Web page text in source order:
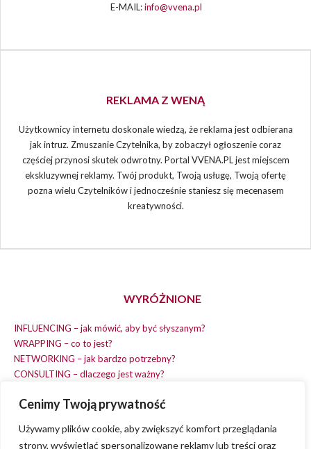
Cenimy Twoją prywatność
Używamy plików cookie, aby zwiększyć komfort przeglądania
strony, wyświetlać spersonalizowane reklamy lub treści oraz
E-MAIL:info@vvena.pl
REKLAMA Z WENĄ
Użytkownicy internetu doskonale wiedzą, że reklama jest odbierana
jak intruz. Zmuszanie Czytelnika, by zobaczył ogłoszenie coraz
częściej przynosi skutek odwrotny. Portal VVENA.PL jest miejscem
ekskluzywnej reklamy. Twój produkt, Twoją usługę, Twoją ofertę
pozna wielu Czytelników i jednocześnie staniesz się mecenasem
kreatywności.
WYRÓŻNIONE
INFLUENCING – jak mówić, aby być słyszanym?
WRAPPING – co to jest?
NETWORKING – jak bardzo potrzebny?
CONSULTING – dlaczego jest ważny?
EARNING – jak zarobić na dobrym pomyśle?